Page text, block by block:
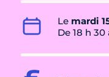
Le mardi
De 18 h 30